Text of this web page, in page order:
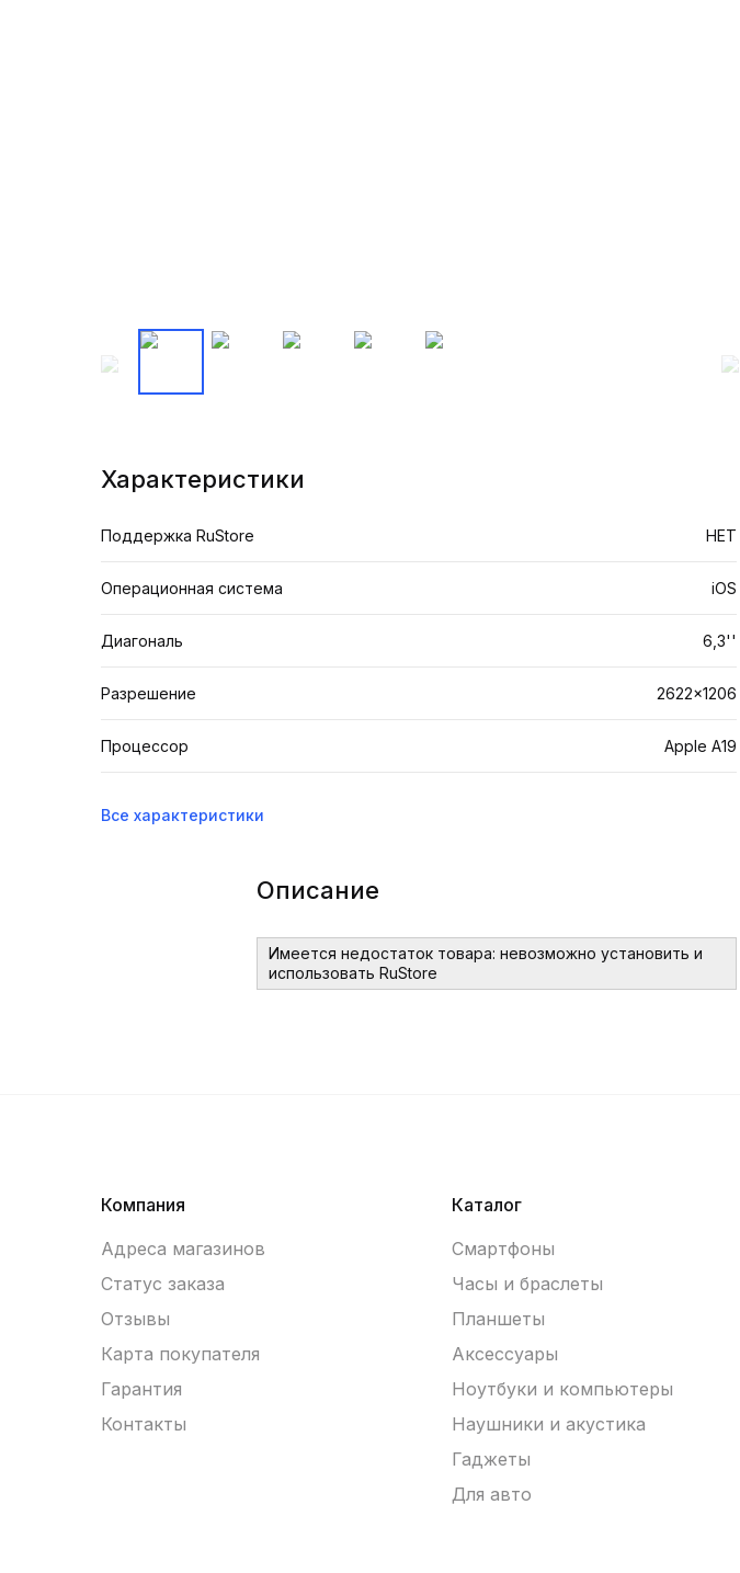
Характеристики
Поддержка RuStore НЕТ
Операционная система iOS
Диагональ 6,3''
Разрешение 2622x1206
Процессор Apple A19
Все характеристики
Описание
Имеется недостаток товара: невозможно установить и
использовать RuStore
Компания
Адреса магазинов
Статус заказа
Отзывы
Карта покупателя
Гарантия
Контакты
Каталог
Смартфоны
Часы и браслеты
Планшеты
Аксессуары
Ноутбуки и компьютеры
Наушники и акустика
Гаджеты
Для авто